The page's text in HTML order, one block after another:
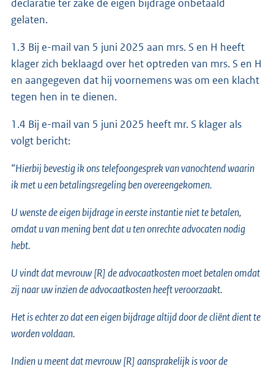
declaratie ter zake de eigen bijdrage onbetaald
gelaten.
1.3 Bij e-mail van 5 juni 2025 aan mrs. S en H heeft
klager zich beklaagd over het optreden van mrs. S en H
en aangegeven dat hij voornemens was om een klacht
tegen hen in te dienen.
1.4 Bij e-mail van 5 juni 2025 heeft mr. S klager als
volgt bericht:
“Hierbij bevestig ik ons telefoongesprek van vanochtend waarin
ik met u een betalingsregeling ben overeengekomen.
U wenste de eigen bijdrage in eerste instantie niet te betalen,
omdat u van mening bent dat u ten onrechte advocaten nodig
hebt.
U vindt dat mevrouw [R] de advocaatkosten moet betalen omdat
zij naar uw inzien de advocaatkosten heeft veroorzaakt.
Het is echter zo dat een eigen bijdrage altijd door de cliënt dient te
worden voldaan.
Indien u meent dat mevrouw [R] aansprakelijk is voor de